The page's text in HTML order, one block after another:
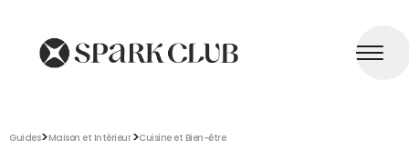
Guides>Maison et Intérieur>Cuisine et Bien-être